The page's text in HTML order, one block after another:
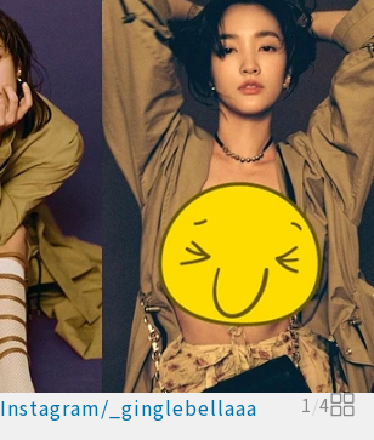
Instagram/_ginglebellaaa 1/4